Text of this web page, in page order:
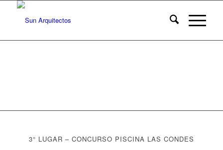
3° LUGAR – CONCURSO PISCINA LAS CONDES